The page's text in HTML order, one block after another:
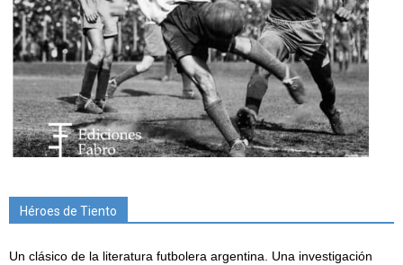
Héroes de Tiento
Un clásico de la literatura futbolera argentina. Una investigación